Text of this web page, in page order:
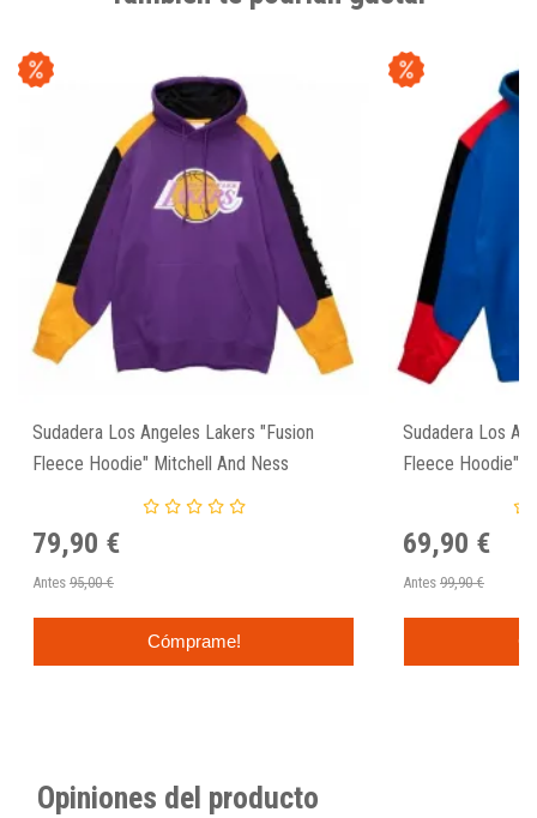
Sudadera Los Angeles Lakers "Fusion
Fleece Hoodie" Mitchell And Ness
79,90 €
Antes 95,00 €
Cómprame!
Sudadera Los
Fleece Hoodie"
69,90 €
Antes 99,90 €
Opiniones del producto